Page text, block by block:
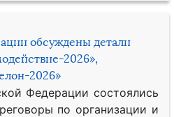
обсуждены детали
2026»,
2026»
Федерации состоялись
по организации и